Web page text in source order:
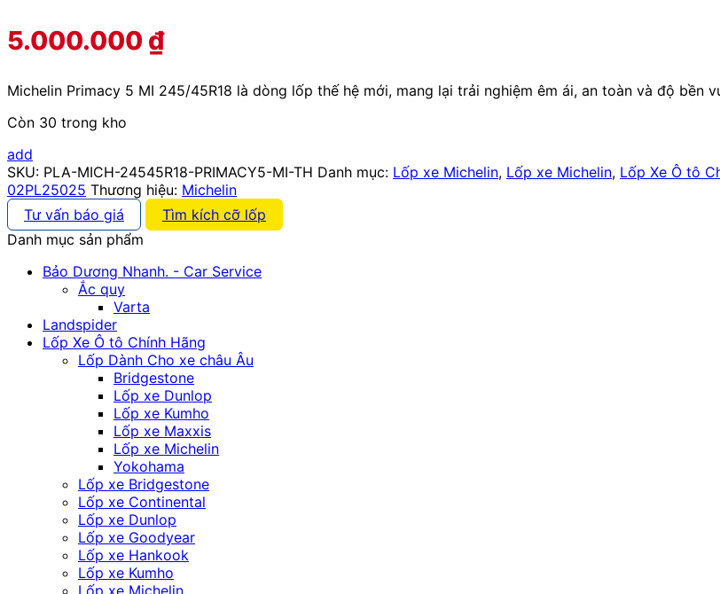
5.000.000 ₫
Michelin Primacy 5 MI 245/45R18 là dòng lốp thế hệ mới, mang lại trải nghiệm êm ái, an toàn và độ bền
Còn 30 trong kho
add
SKU: PLA-MICH-24545R18-PRIMACY5-MI-TH Danh mục: Lốp xe Michelin, Lốp xe Michelin, Lốp Xe Ô tô
02PL25025 Thương hiệu: Michelin
Tư vấn báo giá
Tìm kích cỡ lốp
Danh mục sản phẩm
Bảo Dương Nhanh. - Car Service
Ắc quy
Varta
Landspider
Lốp Xe Ô tô Chính Hãng
Lốp Dành Cho xe châu Âu
Bridgestone
Lốp xe Dunlop
Lốp xe Kumho
Lốp xe Maxxis
Lốp xe Michelin
Yokohama
Lốp xe Bridgestone
Lốp xe Continental
Lốp xe Dunlop
Lốp xe Goodyear
Lốp xe Hankook
Lốp xe Kumho
Lốp xe Michelin